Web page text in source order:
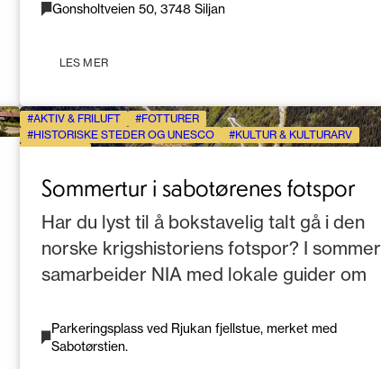
Gonsholtveien 50, 3748 Siljan
LES MER
AKTIV & FRILUFT
FOTTURER
HISTORISKE STEDER OG UNESCO
KULTUR & KULTURARV
SOMMER
Sommertur i sabotørenes fotspor
Har du lyst til å bokstavelig talt gå i den
norske krigshistoriens fotspor? I sommer
samarbeider NIA med lokale guider om
gamle "sabotørruta" over fjellet!
Parkeringsplass ved Rjukan fjellstue, merket med
Sabotørstien.